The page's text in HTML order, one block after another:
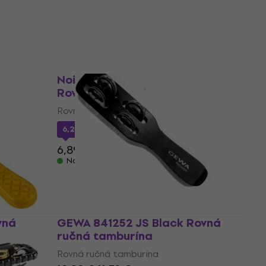
Noicetone S033-1 24x4,8cm
Rovná ručná tamburína
Rovná ručná tamburína
6,20 € s kódomMUZMUZ-10
6,89 €
Na sklade
GEWA 841252 JS Black Rovná
ručná tamburína
Rovná ručná tamburína